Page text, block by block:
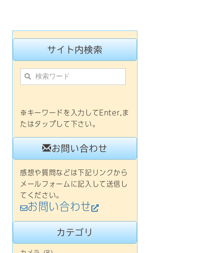
サイト内検索
※キーワードを入力してEnter,ま
たはタップして下さい。
お問い合わせ
感想や質問などは下記リンクから
メールフォームに記入して送信し
てください。
お問い合わせ
カテゴリ